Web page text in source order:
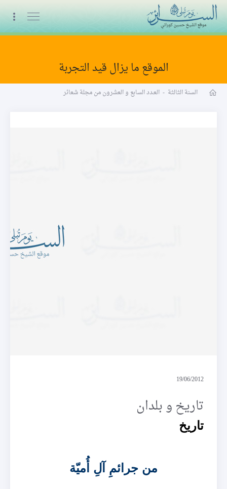
البث المباشر
الموقع ما يزال قيد التجربة
السنة الثالثة - العـدد السابع و العشرون من مجلة شعائر
19/06/2012
تاريخ و بلدان
تاريخ
من جرائمِ آلِ أُميّة